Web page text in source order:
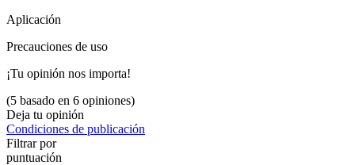
Aplicación
Precauciones de uso
¡Tu opinión nos importa!
(5 basado en 6 opiniones)
Deja tu opinión
Condiciones de publicación
Filtrar por
puntuación